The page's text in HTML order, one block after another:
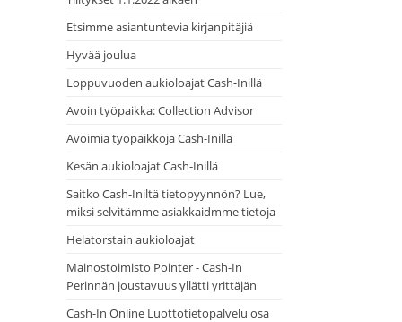
Etsimme asiantuntevia kirjanpitäjiä
Hyvää joulua
Loppuvuoden aukioloajat Cash-Inillä
Avoin työpaikka: Collection Advisor
Avoimia työpaikkoja Cash-Inillä
Kesän aukioloajat Cash-Inillä
Saitko Cash-Iniltä tietopyynnön? Lue,
miksi selvitämme asiakkaidmme tietoja
Helatorstain aukioloajat
Mainostoimisto Pointer - Cash-In
Perinnän joustavuus yllätti yrittäjän
Cash-In Online Luottotietopalvelu osa